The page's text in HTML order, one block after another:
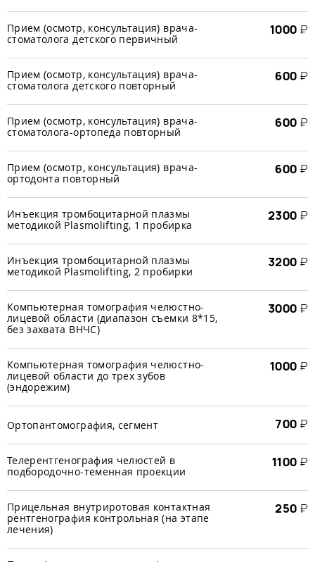
Прием (осмотр, консультация) врача-
стоматолога детского первичный
1000 ₽
Прием (осмотр, консультация) врача-
стоматолога детского повторный
600 ₽
Прием (осмотр, консультация) врача-
стоматолога-ортопеда повторный
600 ₽
Прием (осмотр, консультация) врача-
ортодонта повторный
600 ₽
Инъекция тромбоцитарной плазмы
методикой Plasmolifting, 1 пробирка
2300 ₽
Инъекция тромбоцитарной плазмы
методикой Plasmolifting, 2 пробирки
3200 ₽
Компьютерная томография челюстно-
лицевой области (диапазон съемки 8*15,
без захвата ВНЧС)
3000 ₽
Компьютерная томография челюстно-
лицевой области до трех зубов
(эндорежим)
1000 ₽
Ортопантомография, сегмент 700 ₽
Телерентгенография челюстей в
подбородочно-теменная проекции
1100 ₽
Прицельная внутриротовая контактная
рентгенография контрольная (на этапе
лечения)
250 ₽